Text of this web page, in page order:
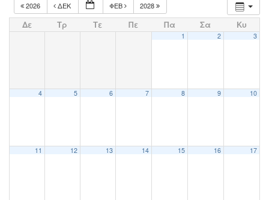
2026 ΔΕΚ ΦΕΒ 2028
Δε Τρ Τε Πε Πα Σα Κυ
1 2 3
4 5 6 7 8 9 10
11 12 13 14 15 16 17